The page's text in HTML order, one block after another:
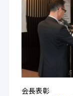
会長表彰